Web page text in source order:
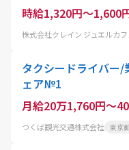
時給1,320円～1,600
タクシードライバー
ェア№1
月給20万1,760円～
つくば観光交通株式会社 東京